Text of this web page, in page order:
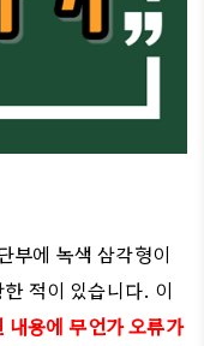
부에 녹색 삼각형이
적이 있습니다. 이
용에 무언가 오류가